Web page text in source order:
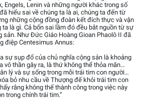
Engels, Lenin và những người khác trong số
hiểu sai về chúng ta là ai, chúng ta đến từ
những cộng đồng đoàn kết đích thực và vận
là gì. Cả bốn sai lầm đó đều bắt nguồn từ sự
sản. Như Đức Giáo Hoàng Gioan Phaolô II đã
điệp Centesimus Annus:
sự sụp đổ của chủ nghĩa cộng sản là khoảng
vô thần gây ra, là thứ không thể thỏa mãn…
lý và sự sống trong mỗi trái tim con người…
bỏ nhu cầu về Thượng đế khỏi trái tim con
rằng không thể thành công trong việc này
trong chính trái tim.”